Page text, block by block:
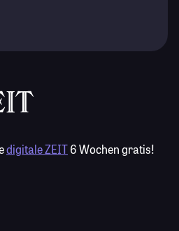
digitale ZEIT6 Wochen gratis!